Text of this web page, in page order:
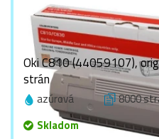
Oki C810 (44059107),
strán
azúrová 8000
Skladom